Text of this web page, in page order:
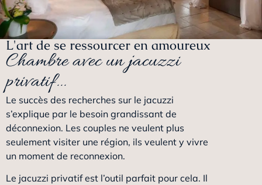
L'art de se ressourcer en amoureux
Chambre avec un jacuzzi
privatif...
Le succès des recherches sur le jacuzzi
s’explique par le besoin grandissant de
déconnexion. Les couples ne veulent plus
seulement visiter une région, ils veulent y vivre
un moment de reconnexion.
Le jacuzzi privatif est l’outil parfait pour cela. Il